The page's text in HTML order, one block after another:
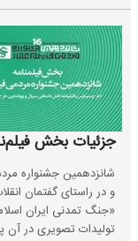
جزئیات بخش
شانزدهمین جشنواره
و در راستای گفتمان
«جنگ تمدنی ایران
تولیدات تصویری در آن